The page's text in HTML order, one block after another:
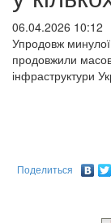
06.04.2026 10:12
Упродовж минулої
продовжили
інфраструктури
Поделиться